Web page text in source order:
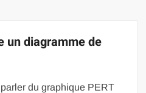
un diagramme de
du graphique PERT